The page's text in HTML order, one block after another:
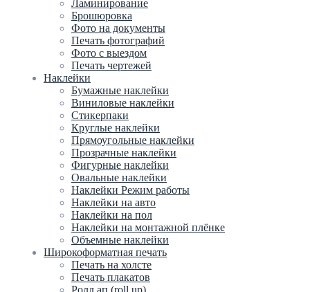
Ламинирование
Брошюровка
Фото на документы
Печать фотографий
Фото с выездом
Печать чертежей
Наклейки
Бумажные наклейки
Виниловые наклейки
Стикерпаки
Круглые наклейки
Прямоугольные наклейки
Прозрачные наклейки
Фигурные наклейки
Овальные наклейки
Наклейки Режим работы
Наклейки на авто
Наклейки на пол
Наклейки на монтажной плёнке
Объемные наклейки
Широкоформатная печать
Печать на холсте
Печать плакатов
Ролл ап (roll up)